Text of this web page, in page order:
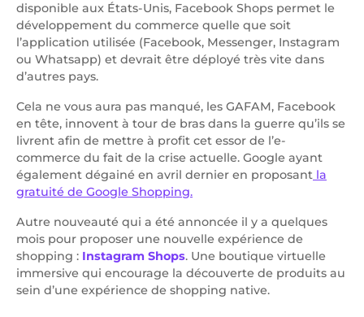
disponible aux États-Unis, Facebook Shops permet le
développement du commerce quelle que soit
l’application utilisée (Facebook, Messenger, Instagram
ou Whatsapp) et devrait être déployé très vite dans
d’autres pays.
Cela ne vous aura pas manqué, les GAFAM, Facebook
en tête, innovent à tour de bras dans la guerre qu’ils se
livrent afin de mettre à profit cet essor de l’e-
commerce du fait de la crise actuelle. Google ayant
également dégainé en avril dernier en proposant la
gratuité de Google Shopping.
Autre nouveauté qui a été annoncée il y a quelques
mois pour proposer une nouvelle expérience de
shopping : Instagram Shops. Une boutique virtuelle
immersive qui encourage la découverte de produits au
sein d’une expérience de shopping native.